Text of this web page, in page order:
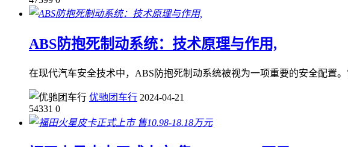
ABS防抱死制动系统：技术原理与作用,
在现代汽车安全技术中，ABS防抱死制动系统被视为一项重要的安全配置
优驰团车行 2024-04-21
54331 0